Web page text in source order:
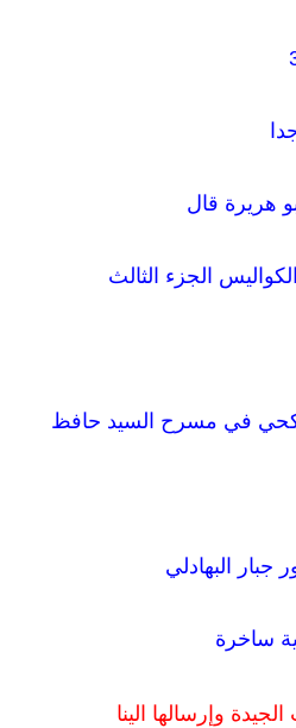
هريرة قال
الجزء الثالث
في مسرح السيد حافظ
جبار البهادلي
ساخرة
وإرسالها الينا